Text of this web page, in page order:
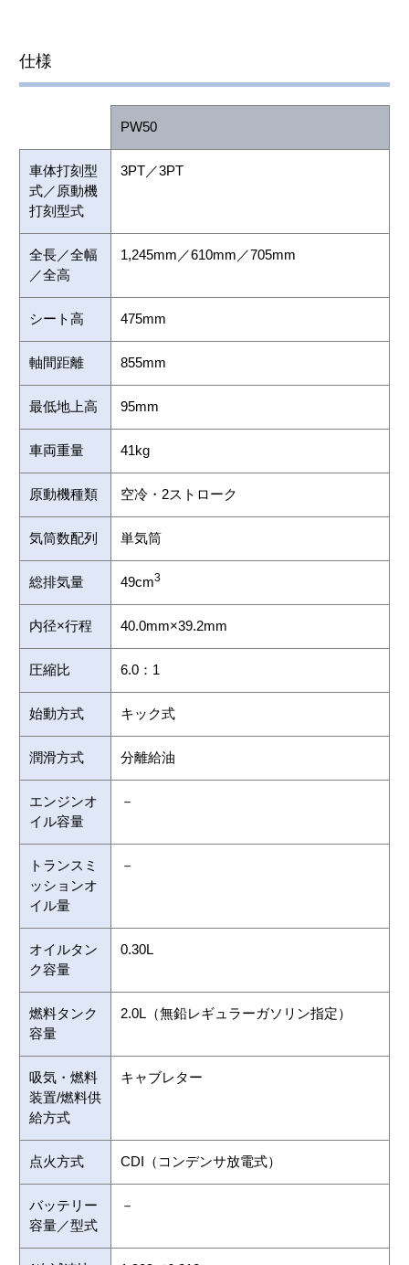
仕様
PW50
車体打刻型
式／原動機
打刻型式
3PT／3PT
全長／全幅
／全高
1,245mm／610mm／705mm
シート高 475mm
軸間距離 855mm
最低地上高 95mm
車両重量 41kg
原動機種類 空冷・2ストローク
気筒数配列 単気筒
総排気量 49cm3
内径×行程 40.0mm×39.2mm
圧縮比 6.0：1
始動方式 キック式
潤滑方式 分離給油
エンジンオ
イル容量
－
トランスミ
ッションオ
イル量
－
オイルタン
ク容量
0.30L
燃料タンク
容量
2.0L（無鉛レギュラーガソリン指定）
吸気・燃料
装置/燃料供
給方式
キャブレター
点火方式 CDI（コンデンサ放電式）
バッテリー
容量／型式
－